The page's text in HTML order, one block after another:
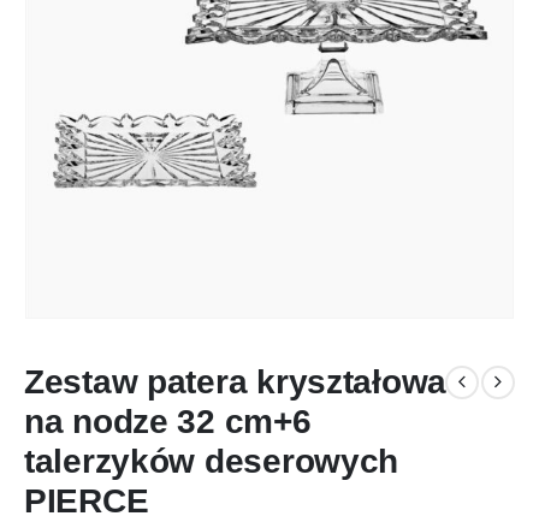
Zestaw patera kryształowa
na nodze 32 cm+6
talerzyków deserowych
PIERCE